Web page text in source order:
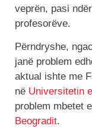
veprën, pasi
profesorëve.
Përndryshe,
janë problem
aktual ishte me
në Universitetin
problem mbetet
Beogradit.